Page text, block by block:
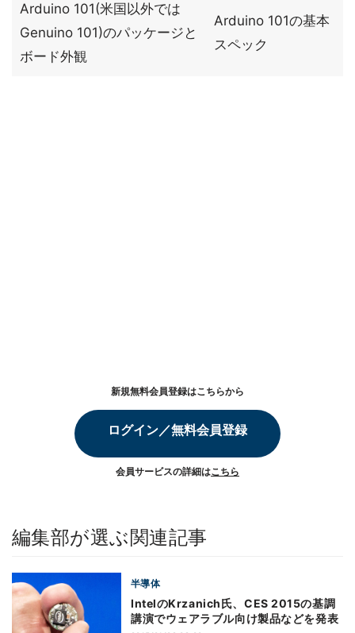
Arduino 101(米国以外では
Genuino 101)のパッケージと
ボード外観
Arduino 101の基本
スペック
新規無料会員登録はこちらから
ログイン／無料会員登録
会員サービスの詳細はこちら
編集部が選ぶ関連記事
半導体
IntelのKrzanich氏、CES 2015の基調
講演でウェアラブル向け製品などを発表